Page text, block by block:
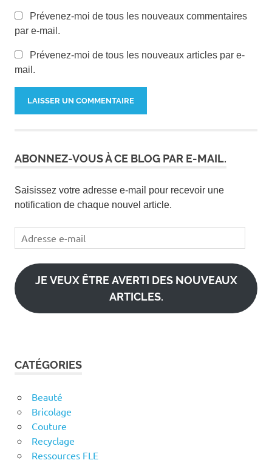
Prévenez-moi de tous les nouveaux commentaires
par e-mail.
Prévenez-moi de tous les nouveaux articles par e-
mail.
ABONNEZ-VOUS À CE BLOG PAR E-MAIL.
Saisissez votre adresse e-mail pour recevoir une
notification de chaque nouvel article.
Adresse
e-
mail
JE VEUX ÊTRE AVERTI DES NOUVEAUX
ARTICLES.
CATÉGORIES
Beauté
Bricolage
Couture
Recyclage
Ressources FLE